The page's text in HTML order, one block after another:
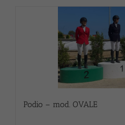
Podio – mod. OVALE